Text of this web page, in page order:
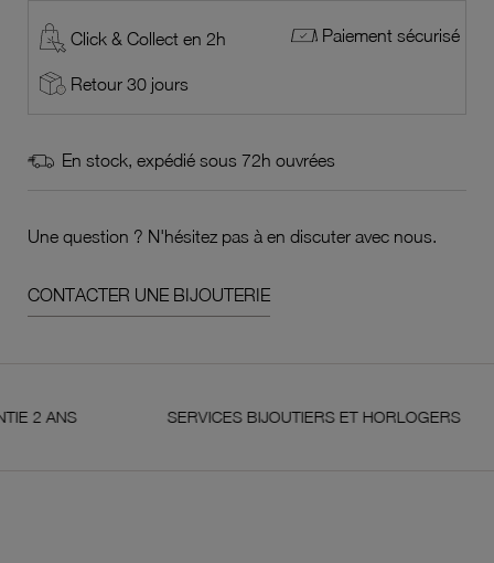
Click & Collect en 2h Paiement sécurisé
Retour 30 jours
En stock, expédié sous 72h ouvrées
Une question ? N'hésitez pas à en discuter avec nous.
CONTACTER UNE BIJOUTERIE
SERVICES BIJOUTIERS ET HORLOGERS